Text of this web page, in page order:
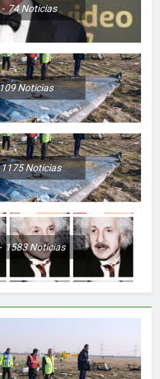
74Noticias
Noticias
1175Noticias
1583Noticias